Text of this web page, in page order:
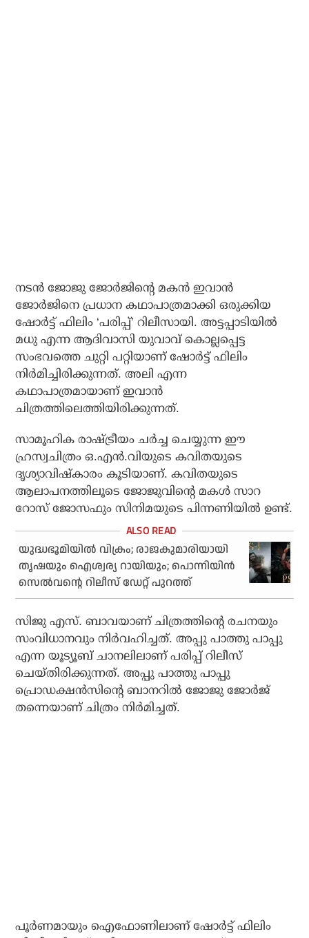
നടന്‍ ജോജു ജോര്‍ജിന്റെ മകന്‍ ഇവാന്‍
ജോര്‍ജിനെ പ്രധാന കഥാപാത്രമാക്കി ഒരുക്കിയ
ഷോര്‍ട്ട് ഫിലിം ‘പരിപ്പ്’ റിലീസായി. അട്ടപ്പാടിയില്‍
മധു എന്ന ആദിവാസി യുവാവ് കൊല്ലപ്പെട്ട
സംഭവത്തെ ചുറ്റി പറ്റിയാണ് ഷോര്‍ട്ട് ഫിലിം
നിര്‍മിച്ചിരിക്കുന്നത്. അലി എന്ന
കഥാപാത്രമായാണ് ഇവാന്‍
ചിത്രത്തിലെത്തിയിരിക്കുന്നത്.
സാമൂഹിക രാഷ്ട്രീയം ചര്‍ച്ച ചെയ്യുന്ന ഈ
ഹ്രസ്വചിത്രം ഒ.എന്‍.വിയുടെ കവിതയുടെ
ദൃശ്യാവിഷ്‌കാരം കൂടിയാണ്. കവിതയുടെ
ആലാപനത്തിലൂടെ ജോജുവിന്റെ മകള്‍ സാറ
റോസ് ജോസഫും സിനിമയുടെ പിന്നണിയില്‍ ഉണ്ട്.
യുദ്ധഭൂമിയില്‍ വിക്രം; രാജകുമാരിയായി
തൃഷയും ഐശ്വര്യ റായിയും; പൊന്നിയിന്‍
സെല്‍വന്റെ റിലീസ് ഡേറ്റ് പുറത്ത്
സിജു എസ്. ബാവയാണ് ചിത്രത്തിന്റെ രചനയും
സംവിധാനവും നിര്‍വഹിച്ചത്. അപ്പു പാത്തു പാപ്പു
എന്ന യൂട്യൂബ് ചാനലിലാണ് പരിപ്പ് റിലീസ്
ചെയ്തിരിക്കുന്നത്. അപ്പു പാത്തു പാപ്പു
പ്രൊഡക്ഷന്‍സിന്റെ ബാനറില്‍ ജോജു ജോര്‍ജ്
തന്നെയാണ് ചിത്രം നിര്‍മിച്ചത്.
പൂര്‍ണമായും ഐഫോണിലാണ് ഷോര്‍ട്ട് ഫിലിം